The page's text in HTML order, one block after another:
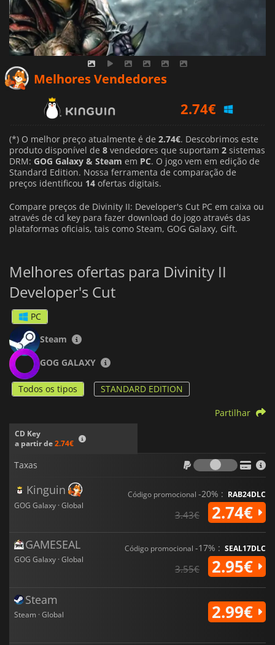
Melhores Vendedores
3.14€
2.95€
(*) O melhor preço atualmente é de 2.74€. Descobrimos este
produto disponível de 8 vendedores que suportam 2 sistemas
DRM: GOG Galaxy & Steam em PC. O jogo vem em edição de
Standard Edition. Nossa ferramenta de comparação de
preços identificou 14 ofertas digitais.
Compare preços de Divinity II: Developer's Cut PC em caixa ou
através de cd key para fazer download do jogo através das
plataformas oficiais, tais como Steam, GOG Galaxy, Gift.
Melhores ofertas para Divinity II
Developer's Cut
PC
Steam
GOG GALAXY
Todos os tipos STANDARD EDITION
CD Key
a partir de2.74€
Partilhar
Taxas
Taxas
Kinguin
GOG Galaxy · Global
Código promocional -20% : RAB24DLC
3.43€ 2.74€
GAMESEAL
GOG Galaxy · Global
Código promocional -17% : SEAL17DLC
3.55€ 2.95€
Steam
Steam · Global 2.99€